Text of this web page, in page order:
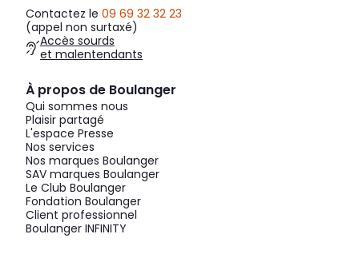
Contactez le 09 69 32 32 23
(appel non surtaxé)
Accès sourds
et malentendants
À propos de Boulanger
Qui sommes nous
Plaisir partagé
L'espace Presse
Nos services
Nos marques Boulanger
SAV marques Boulanger
Le Club Boulanger
Fondation Boulanger
Client professionnel
Boulanger INFINITY